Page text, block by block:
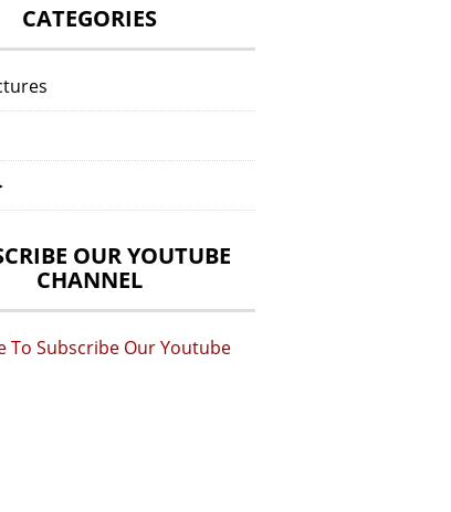
CATEGORIES
OUR YOUTUBE
CHANNEL
To Subscribe Our Youtube